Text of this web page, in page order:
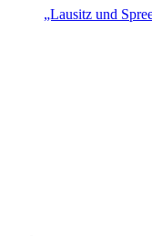
„Lausitz und